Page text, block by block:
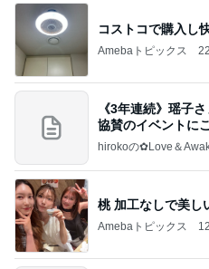
コストコで購入し
Amebaトピックス
《3年連続》瑶子
協賛のイベントに
すぎ
hirokoの✿Love＆
桃 加工なしで美し
Amebaトピックス